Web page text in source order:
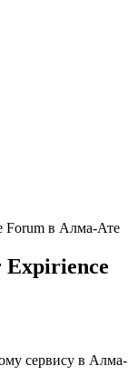
Forum в Алма-Ате
Expirience
сервису в Алма-